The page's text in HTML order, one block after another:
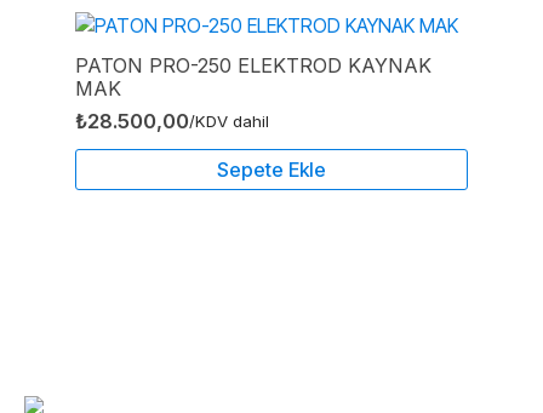
PATON PRO-250 ELEKTROD KAYNAK
MAK
₺28.500,00/KDV dahil
Sepete Ekle